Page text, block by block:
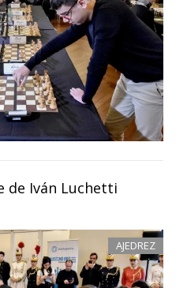
de Iván Luchetti
AJEDREZ